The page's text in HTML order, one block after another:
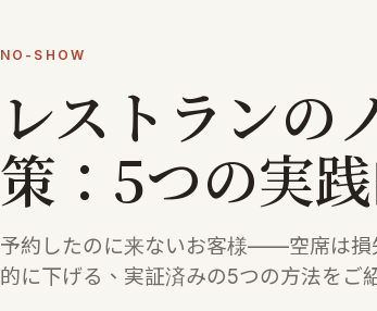
NO-SHOW
レストランの
策：5つの実
予約したのに来ないお客様——空席は損
的に下げる、実証済みの5つの方法をご